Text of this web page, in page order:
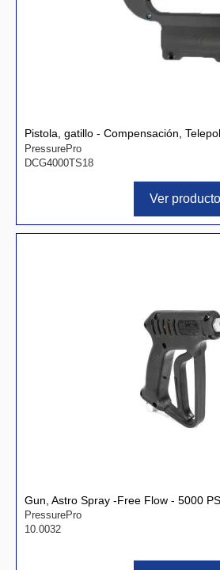
Pistola, gatillo - Compensación,
PressurePro
DCG4000TS18
Ver producto
Gun, Astro Spray -Free Flow - 5000
PressurePro
10.0032